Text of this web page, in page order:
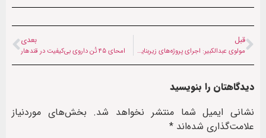
قبل
مولوی عبدالکبیر: اجرای پروژه‌های زیربنایی اولویت‌ حکومت است
بعدی
امحای ۴۵ تُن داروی بی‌کیفیت در قندهار
دیدگاهتان را بنویسید
نشانی ایمیل شما منتشر نخواهد شد. بخش‌های موردنیاز
علامت‌گذاری شده‌اند *